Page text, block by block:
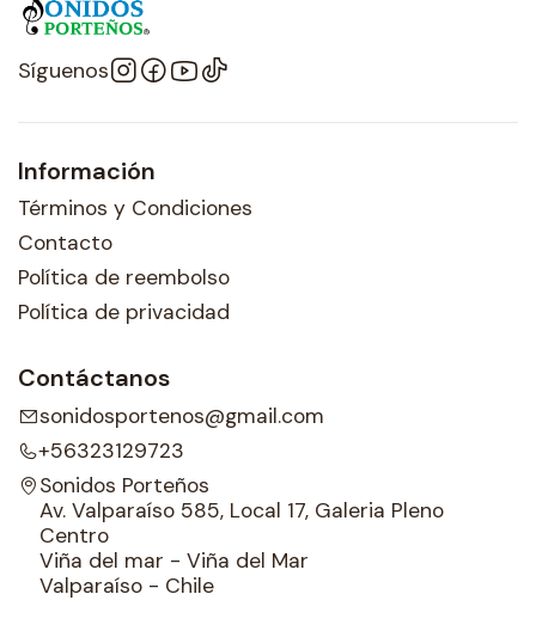
Síguenos
Información
Términos y Condiciones
Contacto
Política de reembolso
Política de privacidad
Contáctanos
sonidosportenos@gmail.com
+56323129723
Sonidos Porteños
Av. Valparaíso 585, Local 17, Galeria Pleno
Centro
Viña del mar - Viña del Mar
Valparaíso - Chile